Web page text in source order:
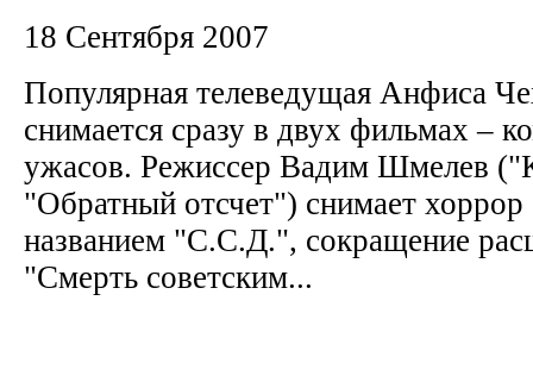
18 Сентября 2007
Популярная телеведущая Анфиса
снимается сразу в двух фильмах –
ужасов. Режиссер Вадим Шмелев
"Обратный отсчет") снимает хоррор
названием "С.С.Д.", сокращение
"Смерть советским...